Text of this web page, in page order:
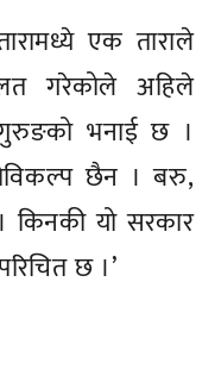
एक ताराले
गरेकोले अहिले
गुरुङको भनाई छ ।
छैन । बरु,
किनकी यो सरकार
परिचित छ ।’